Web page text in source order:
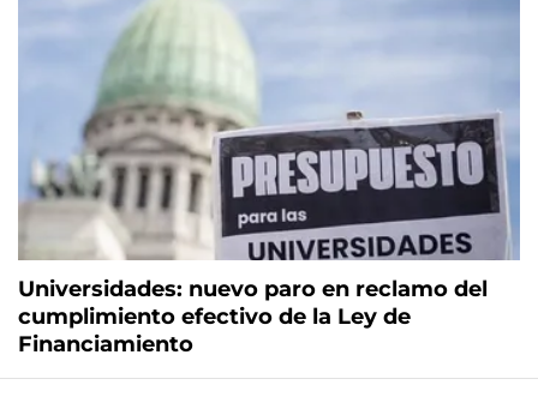
Universidades: nuevo paro en reclamo del
cumplimiento efectivo de la Ley de
Financiamiento